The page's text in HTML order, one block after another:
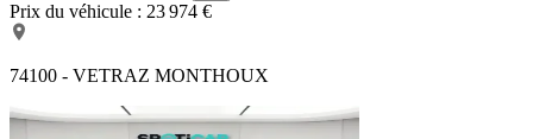
Prix du véhicule : 23 974 €
74100 - VETRAZ MONTHOUX